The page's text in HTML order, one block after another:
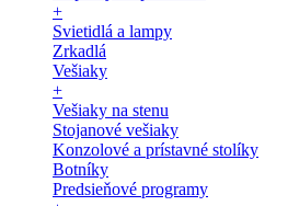
+
Svietidlá a lampy
Zrkadlá
Vešiaky
+
Vešiaky na stenu
Stojanové vešiaky
Konzolové a prístavné stolíky
Botníky
Predsieňové programy